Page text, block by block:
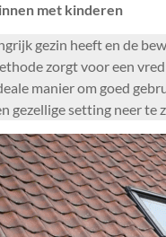
met kinderen
gezin heeft en de
zorgt voor een
manier om goed
gezellige setting neer